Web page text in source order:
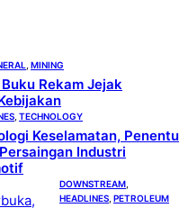
MINING
Rekam Jejak
TECHNOLOGY
Keselamatan, Penentu
Industri
DOWNSTREAM
HEADLINES PETROLEUM